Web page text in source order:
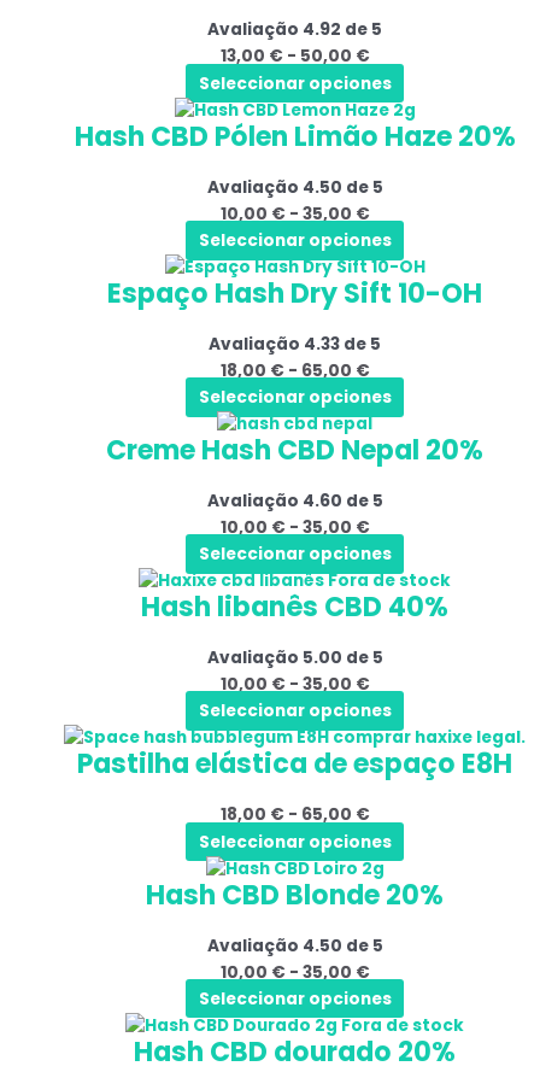
página
do
produto
Avaliação 4.92 de 5
13,00 € - 50,00 €
13,00 €
a
50,00 €
Seleccionar opciones
várias
variantes.
As
opções
podem
selecionadas
na
página
do
produto
Hash CBD Pólen Limão Haze 20%
Avaliação 4.50 de 5
10,00 € - 35,00 €
Gama
de
10,00 €
a
35,00 €
Seleccionar opciones
Este
produto
várias
variantes.
As
opções
podem
selecionadas
na
página
do
produto
Espaço Hash Dry Sift 10-OH
Avaliação 4.33 de 5
18,00 € - 65,00 €
Gama
de
18,00 €
a
65,00 €
Seleccionar opciones
Este
produto
várias
variantes.
As
opções
podem
selecionadas
na
página
do
produto
Creme Hash CBD Nepal 20%
Avaliação 4.60 de 5
10,00 € - 35,00 €
Gama
de
10,00 €
a
35,00 €
Seleccionar opciones
Este
produto
várias
variantes.
As
opções
podem
selecionadas
na
página
do
produto
Fora de stock
Hash libanês CBD 40%
Avaliação 5.00 de 5
10,00 € - 35,00 €
Gama
de
10,00 €
a
35,00 €
Seleccionar opciones
Este
produto
várias
variantes.
As
opções
podem
selecionadas
na
página
do
Pastilha elástica de espaço E8H
18,00 € - 65,00 €
Gama
de
18,00 €
a
65,00 €
Seleccionar opciones
Este
produto
várias
variantes.
As
opções
ser
selecionadas
na
página
do
Hash CBD Blonde 20%
Avaliação 4.50 de 5
10,00 € - 35,00 €
Gama
de
10,00 €
a
35,00 €
Seleccionar opciones
Este
produto
várias
variantes.
As
opções
podem
Fora de stock
Hash CBD dourado 20%
Gama
de
Este
produto